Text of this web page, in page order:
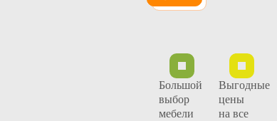
Большой
выбор
мебели
Выгодные
цены
на все